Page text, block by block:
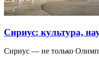
Сириус: культура,
Сириус — не только